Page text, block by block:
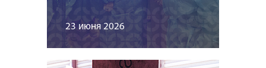
23 июня 2026